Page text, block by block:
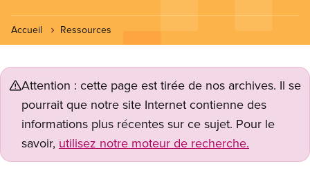
Accueil Ressources
Attention : cette page est tirée de nos archives. Il se
pourrait que notre site Internet contienne des
informations plus récentes sur ce sujet. Pour le
savoir, utilisez notre moteur de recherche.